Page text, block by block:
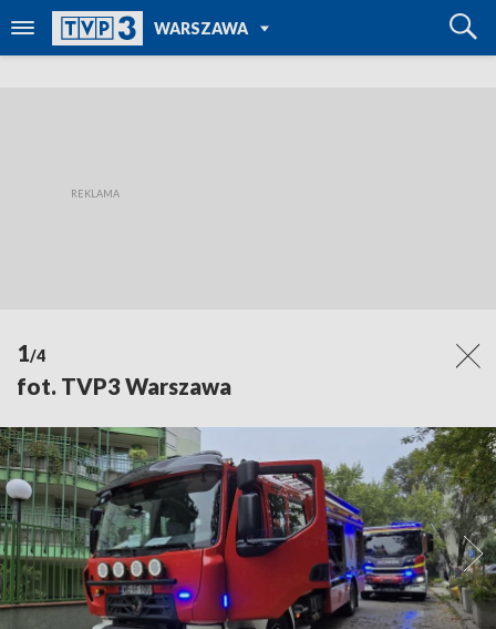
WARSZAWA
TVP REGIONY
1/4
fot. TVP3 Warszawa